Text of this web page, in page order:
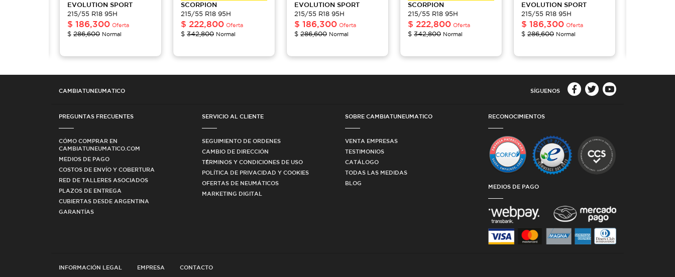
EVOLUTION SPORT
215/55 R18 95H
$ 186,300 Oferta
$ 286,600 Normal
SCORPION
215/55 R18 95H
$ 222,800 Oferta
$ 342,800 Normal
EVOLUTION SPORT
215/55 R18 95H
$ 186,300 Oferta
$ 286,600 Normal
SCORPION
215/55 R18 95H
$ 222,800 Oferta
$ 342,800 Normal
EVOLUTION SPORT
215/55 R18 95H
$ 186,300 Oferta
$ 286,600 Normal
CAMBIATUNEUMATICO SÍGUENOS
PREGUNTAS FRECUENTES
CÓMO COMPRAR EN
CAMBIATUNEUMATICO.COM
MEDIOS DE PAGO
COSTOS DE ENVÍO Y COBERTURA
RED DE TALLERES ASOCIADOS
PLAZOS DE ENTREGA
CUBIERTAS DESDE ARGENTINA
GARANTÍAS
SERVICIO AL CLIENTE
SEGUIMIENTO DE ORDENES
CAMBIO DE DIRECCIÓN
TÉRMINOS Y CONDICIONES DE USO
POLÍTICA DE PRIVACIDAD Y COOKIES
OFERTAS DE NEUMÁTICOS
MARKETING DIGITAL
SOBRE CAMBIATUNEUMATICO
VENTA EMPRESAS
TESTIMONIOS
CATÁLOGO
TODAS LAS MEDIDAS
BLOG
RECONOCIMIENTOS
MEDIOS DE PAGO
INFORMACIÓN LEGAL EMPRESA CONTACTO